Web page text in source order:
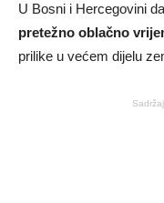
U Bosni i Hercegovini
pretežno oblačno
prilike u većem dijelu